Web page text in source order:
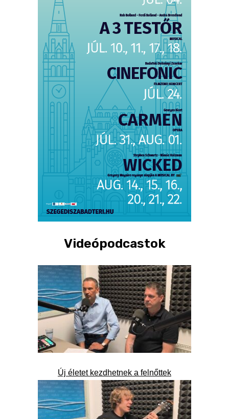
Videópodcastok
Új életet kezdhetnek a felnőttek